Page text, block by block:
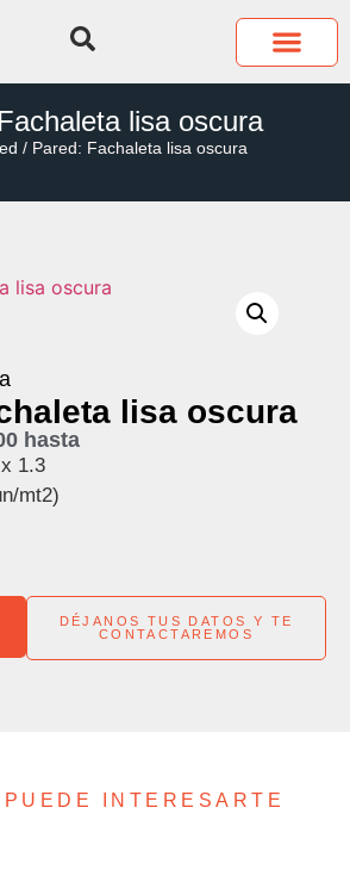
lisa oscura
/ Pared: Fachaleta lisa oscura
lisa oscura
hasta
1.3
mt2)
DÉJANOS TUS DATOS Y TE
CONTACTAREMOS
INTERESARTE